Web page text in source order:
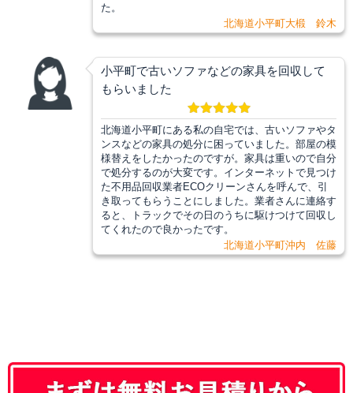
た。
北海道小平町大椴 鈴木
小平町で古いソファなどの家具を回収して
もらいました
北海道小平町にある私の自宅では、古いソファやタ
ンスなどの家具の処分に困っていました。部屋の模
様替えをしたかったのですが。家具は重いので自分
で処分するのが大変です。インターネットで見つけ
た不用品回収業者ECOクリーンさんを呼んで、引
き取ってもらうことにしました。業者さんに連絡す
ると、トラックでその日のうちに駆けつけて回収し
てくれたので良かったです。
北海道小平町沖内 佐藤